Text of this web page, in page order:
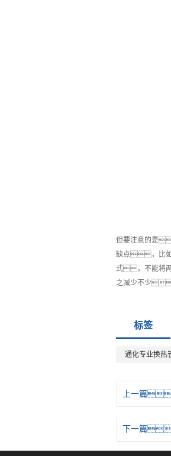
但要注意的是
缺点，比
式，不能将
之减少不少
标签
通化专业换热
上一篇
下一篇